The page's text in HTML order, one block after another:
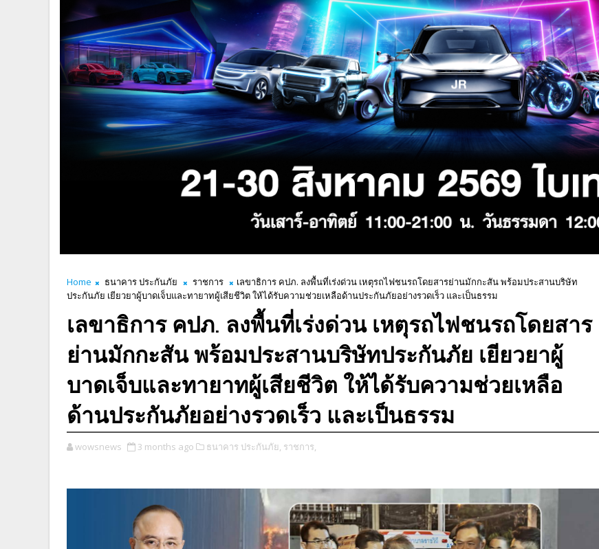
Home ธนาคาร ประกันภัย ราชการ
เลขาธิการ คปภ. ลงพื้นที่เร่งด่วน เหตุรถไฟชนรถโดยสารย่านมักกะสัน พร้อมประสานบริษัท
ประกันภัย เยียวยาผู้บาดเจ็บและทายาทผู้เสียชีวิต ให้ได้รับความช่วยเหลือด้านประกันภัยอย่างรวดเร็ว และเป็นธรรม
เลขาธิการ คปภ. ลงพื้นที่เร่งด่วน เหตุรถไฟชนรถโดยสาร
ย่านมักกะสัน พร้อมประสานบริษัทประกันภัย เยียวยาผู้
บาดเจ็บและทายาทผู้เสียชีวิต ให้ได้รับความช่วยเหลือ
ด้านประกันภัยอย่างรวดเร็ว และเป็นธรรม
wowsnews 3 months ago ธนาคาร ประกันภัย, ราชการ,